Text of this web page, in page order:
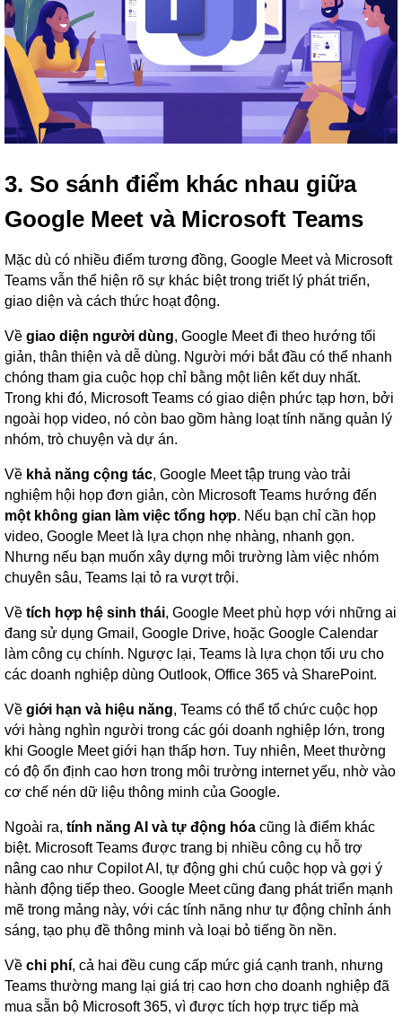
3. So sánh điểm khác nhau giữa
Google Meet và Microsoft Teams
Mặc dù có nhiều điểm tương đồng, Google Meet và Microsoft
Teams vẫn thể hiện rõ sự khác biệt trong triết lý phát triển,
giao diện và cách thức hoạt động.
Về giao diện người dùng, Google Meet đi theo hướng tối
giản, thân thiện và dễ dùng. Người mới bắt đầu có thể nhanh
chóng tham gia cuộc họp chỉ bằng một liên kết duy nhất.
Trong khi đó, Microsoft Teams có giao diện phức tạp hơn, bởi
ngoài họp video, nó còn bao gồm hàng loạt tính năng quản lý
nhóm, trò chuyện và dự án.
Về khả năng cộng tác, Google Meet tập trung vào trải
nghiệm hội họp đơn giản, còn Microsoft Teams hướng đến
một không gian làm việc tổng hợp. Nếu bạn chỉ cần họp
video, Google Meet là lựa chọn nhẹ nhàng, nhanh gọn.
Nhưng nếu bạn muốn xây dựng môi trường làm việc nhóm
chuyên sâu, Teams lại tỏ ra vượt trội.
Về tích hợp hệ sinh thái, Google Meet phù hợp với những ai
đang sử dụng Gmail, Google Drive, hoặc Google Calendar
làm công cụ chính. Ngược lại, Teams là lựa chọn tối ưu cho
các doanh nghiệp dùng Outlook, Office 365 và SharePoint.
Về giới hạn và hiệu năng, Teams có thể tổ chức cuộc họp
với hàng nghìn người trong các gói doanh nghiệp lớn, trong
khi Google Meet giới hạn thấp hơn. Tuy nhiên, Meet thường
có độ ổn định cao hơn trong môi trường internet yếu, nhờ vào
cơ chế nén dữ liệu thông minh của Google.
Ngoài ra, tính năng AI và tự động hóa cũng là điểm khác
biệt. Microsoft Teams được trang bị nhiều công cụ hỗ trợ
nâng cao như Copilot AI, tự động ghi chú cuộc họp và gợi ý
hành động tiếp theo. Google Meet cũng đang phát triển mạnh
mẽ trong mảng này, với các tính năng như tự động chỉnh ánh
sáng, tạo phụ đề thông minh và loại bỏ tiếng ồn nền.
Về chi phí, cả hai đều cung cấp mức giá cạnh tranh, nhưng
Teams thường mang lại giá trị cao hơn cho doanh nghiệp đã
mua sẵn bộ Microsoft 365, vì được tích hợp trực tiếp mà